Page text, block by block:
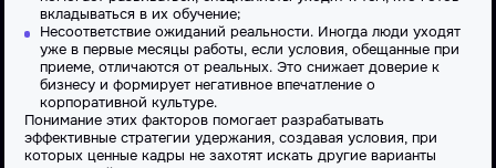
вкладываться в их обучение;
Несоответствие ожиданий реальности. Иногда люди уходят
уже в первые месяцы работы, если условия, обещанные при
приеме, отличаются от реальных. Это снижает доверие к
бизнесу и формирует негативное впечатление о
корпоративной культуре.
Понимание этих факторов помогает разрабатывать
эффективные стратегии удержания, создавая условия, при
которых ценные кадры не захотят искать другие варианты